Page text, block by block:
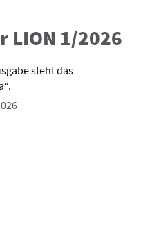
LION 1/2026
steht das